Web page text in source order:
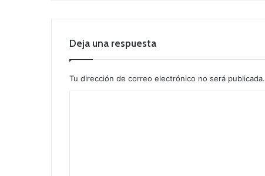
Deja una respuesta
Tu dirección de correo electrónico no será publicada.